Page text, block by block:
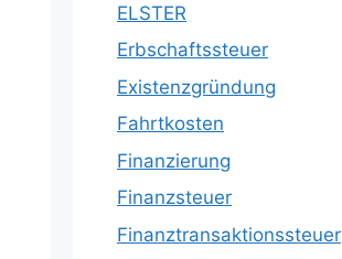
ELSTER
Erbschaftssteuer
Existenzgründung
Fahrtkosten
Finanzierung
Finanzsteuer
Finanztransaktionssteuer